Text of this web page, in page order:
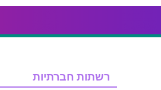
רשתות חברתיות